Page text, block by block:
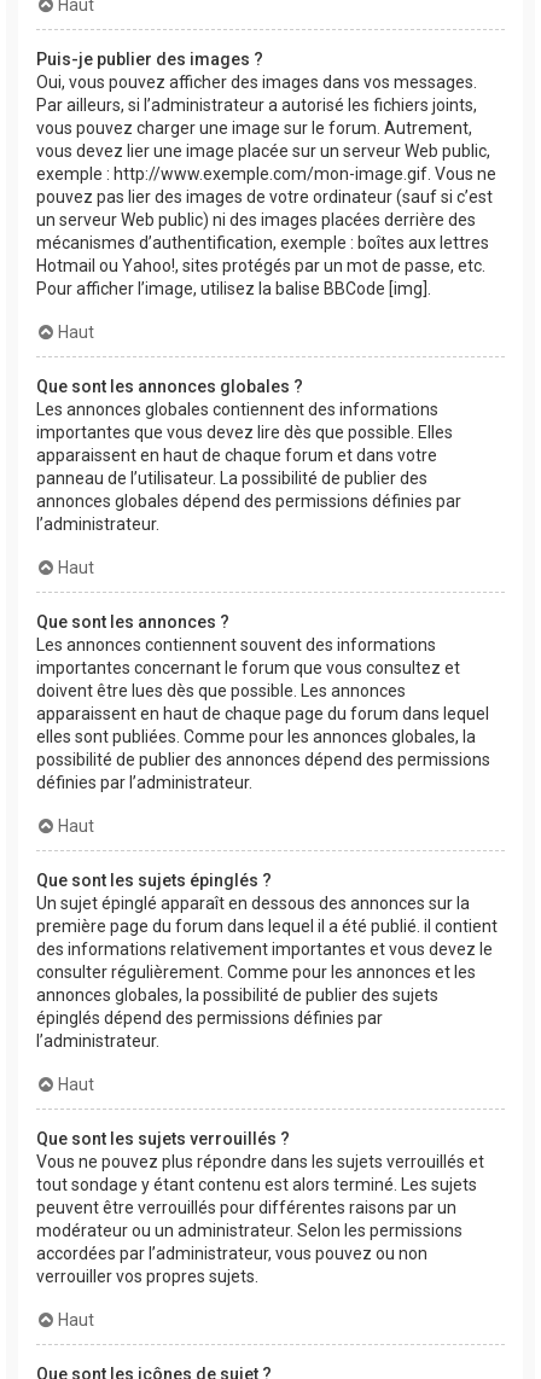
Haut
Puis-je publier des images ?
Oui, vous pouvez afficher des images dans vos messages.
Par ailleurs, si l’administrateur a autorisé les fichiers joints,
vous pouvez charger une image sur le forum. Autrement,
vous devez lier une image placée sur un serveur Web public,
exemple : http://www.exemple.com/mon-image.gif. Vous ne
pouvez pas lier des images de votre ordinateur (sauf si c’est
un serveur Web public) ni des images placées derrière des
mécanismes d’authentification, exemple : boîtes aux lettres
Hotmail ou Yahoo!, sites protégés par un mot de passe, etc.
Pour afficher l’image, utilisez la balise BBCode [img].
Haut
Que sont les annonces globales ?
Les annonces globales contiennent des informations
importantes que vous devez lire dès que possible. Elles
apparaissent en haut de chaque forum et dans votre
panneau de l’utilisateur. La possibilité de publier des
annonces globales dépend des permissions définies par
l’administrateur.
Haut
Que sont les annonces ?
Les annonces contiennent souvent des informations
importantes concernant le forum que vous consultez et
doivent être lues dès que possible. Les annonces
apparaissent en haut de chaque page du forum dans lequel
elles sont publiées. Comme pour les annonces globales, la
possibilité de publier des annonces dépend des permissions
définies par l’administrateur.
Haut
Que sont les sujets épinglés ?
Un sujet épinglé apparaît en dessous des annonces sur la
première page du forum dans lequel il a été publié. il contient
des informations relativement importantes et vous devez le
consulter régulièrement. Comme pour les annonces et les
annonces globales, la possibilité de publier des sujets
épinglés dépend des permissions définies par
l’administrateur.
Haut
Que sont les sujets verrouillés ?
Vous ne pouvez plus répondre dans les sujets verrouillés et
tout sondage y étant contenu est alors terminé. Les sujets
peuvent être verrouillés pour différentes raisons par un
modérateur ou un administrateur. Selon les permissions
accordées par l’administrateur, vous pouvez ou non
verrouiller vos propres sujets.
Haut
Que sont les icônes de sujet ?